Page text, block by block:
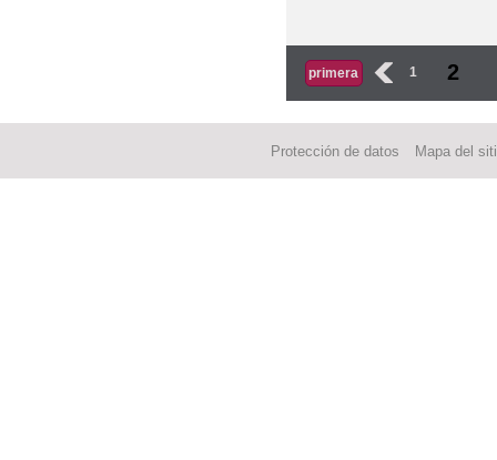
Páginas
primera ‹ 1 2
Protección de datos Mapa del